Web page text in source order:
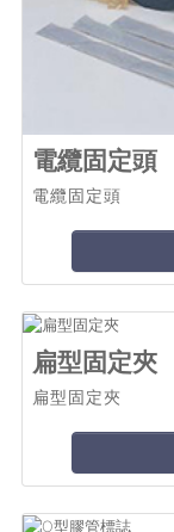
電纜固定頭
電纜固定頭
扁型固定夾
扁型固定夾